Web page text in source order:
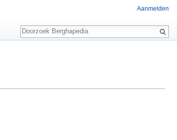
Aanmelden
Zoeken